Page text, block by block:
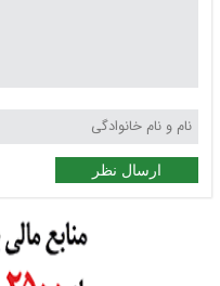
ارسال نظر